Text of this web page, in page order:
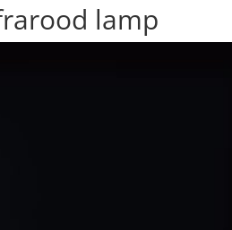
lamp